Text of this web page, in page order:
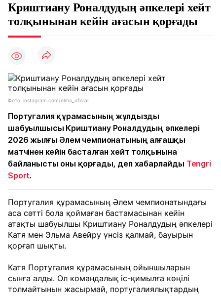
Криштиану Роналдудың әпкелері хейт
толқынынан кейін ағасын қорғады
Фото: instagram.com/elma_oficial
Португалия құрамасының жұлдызды
шабуылшысы Криштиану Роналдудың әпкелері
2026 жылғы Әлем чемпионатының алғашқы
матчінен кейін басталған хейт толқынына
байланысты оны қорғады, деп хабарлайды Tengri
Sport.
Португалия құрамасының Әлем чемпионатындағы
аса сәтті бола қоймаған бастамасынан кейін
атақты шабуылшы Криштиану Роналдудың әпкелері
Катя мен Эльма Авейру үнсіз қалмай, бауырын
қорғап шықты.
Катя Португалия құрамасының ойыншыларын
сынға алды. Ол командалық іс-қимылға көңілі
толмайтынын жасырмай, португалиялықтардың